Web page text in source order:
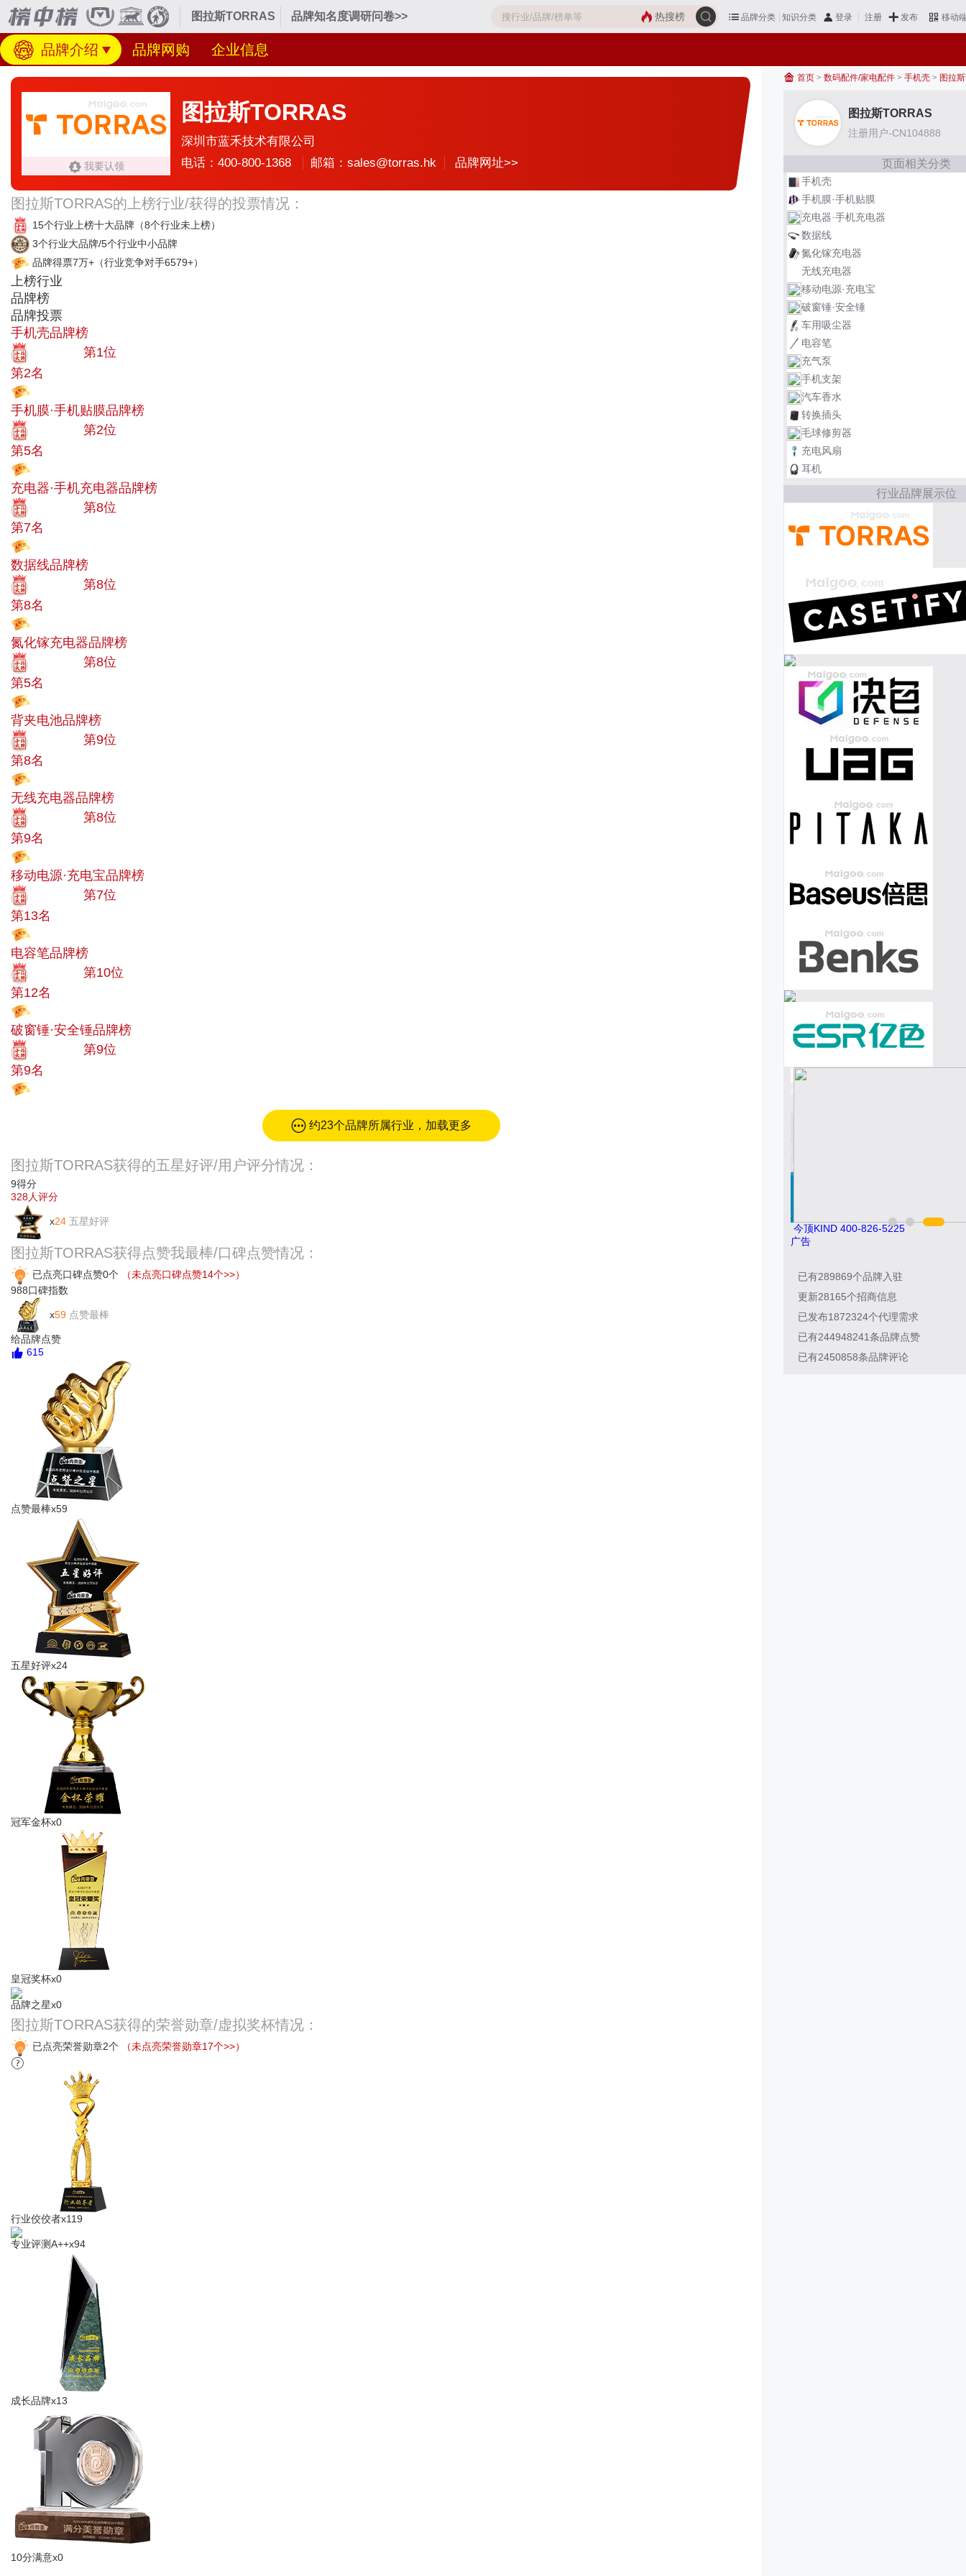
图拉斯TORRAS 品牌知名度调研问卷>> 品牌分类 知识分类 登录 注册 发布 移动
热搜榜
品牌介绍 品牌网购 企业信息
我要认领
图拉斯TORRAS
深圳市蓝禾技术有限公司
电话：400-800-1368
邮箱：sales@torras.hk 品牌网址>>
图拉斯TORRAS的上榜行业/获得的投票情况：
15个行业上榜十大品牌 （8个行业未上榜）
3个行业大品牌/5个行业中小品牌
品牌得票7万+ （行业竞争对手6579+）
上榜行业
品牌榜
品牌投票
手机壳品牌榜
第1位
第2名
手机膜·手机贴膜品牌榜
第2位
第5名
充电器·手机充电器品牌榜
第8位
第7名
数据线品牌榜
第8位
第8名
氮化镓充电器品牌榜
第8位
第5名
背夹电池品牌榜
第9位
第8名
无线充电器品牌榜
第8位
第9名
移动电源·充电宝品牌榜
第7位
第13名
电容笔品牌榜
第10位
第12名
破窗锤·安全锤品牌榜
第9位
第9名
约23个品牌所属行业，加载更多
图拉斯TORRAS获得的五星好评/用户评分情况：
9得分
328人评分
x24 五星好评
图拉斯TORRAS获得点赞我最棒/口碑点赞情况：
已点亮口碑点赞0个
（未点亮口碑点赞14个>>）
988口碑指数
x59 点赞最棒
给品牌点赞
615
点赞最棒x59
五星好评x24
冠军金杯x0
皇冠奖杯x0
品牌之星x0
图拉斯TORRAS获得的荣誉勋章/虚拟奖杯情况：
已点亮荣誉勋章2个 （未点亮荣誉勋章17个>>）
行业佼佼者x119
专业​评测A++x94
成长品牌x13
10分满意x0
首页 > 数码配件/家电配件 > 手机壳 > 图拉
图拉斯TORRAS
注册用户-CN104888
页面相关分类
手机壳
手机膜·手机贴膜
充电器·手机充电器
数据线
氮化镓充电器
无线充电器
移动电源·充电宝
破窗锤·安全锤
车用吸尘器
电容笔
充气泵
手机支架
汽车香水
转换插头
毛球修剪器
充电风扇
耳机
行业品牌展示位
索邦管Suban 021-5718000
广告
已有289869个品牌入驻
更新28165个招商信息
已发布1872324个代理需求
已有244948241条品牌点赞
已有2450858条品牌评论